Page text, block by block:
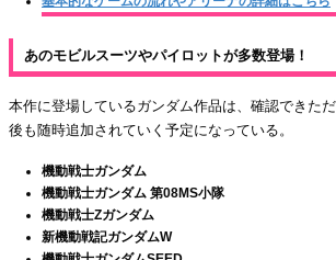
あのモビルスーツやパイロットが多数登場！
本作に登場しているガンダム作品は、確認できた
後も随時追加されていく予定になっている。
機動戦士ガンダム
機動戦士ガンダム 第08MS小隊
機動戦士Ζガンダム
新機動戦記ガンダムW